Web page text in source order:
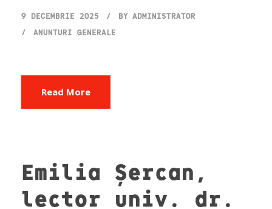
9 DECEMBRIE 2025 BY ADMINISTRATOR
ANUNȚURI GENERALE
Read More
Emilia Șercan,
lector univ. dr.